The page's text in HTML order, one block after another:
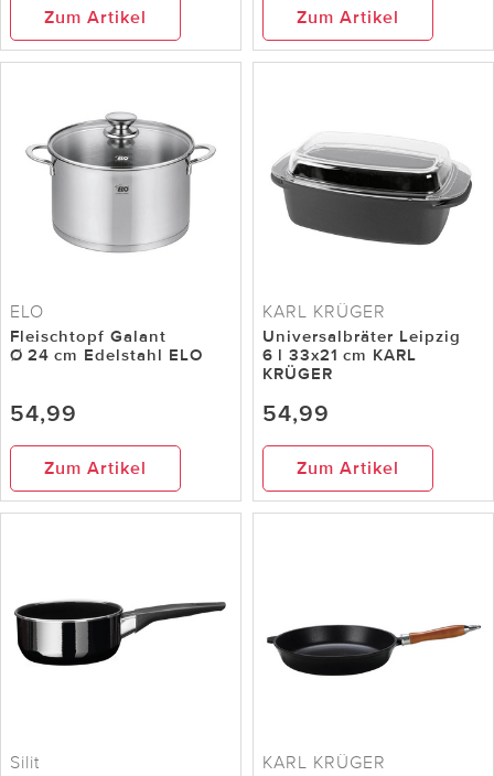
Zum Artikel Zum Artikel
ELO
Fleischtopf Galant
Ø 24 cm Edelstahl ELO
54,99
Zum Artikel
KARL KRÜGER
Universalbräter Leipzig
6 l 33x21 cm KARL
KRÜGER
54,99
Zum Artikel
Silit KARL KRÜGER